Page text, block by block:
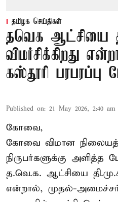
தமிழக செய்திகள்
தவெக ஆட்சியை
விமர்சிக்கிறது
கஸ்தூரி பரபரப்பு
Published on: 21 May 2026, 2:40 am
கோவை,
கோவை விமான
நிருபர்களுக்கு அளித்த
த.வெ.க. ஆட்சியை
என்றால், முதல்-